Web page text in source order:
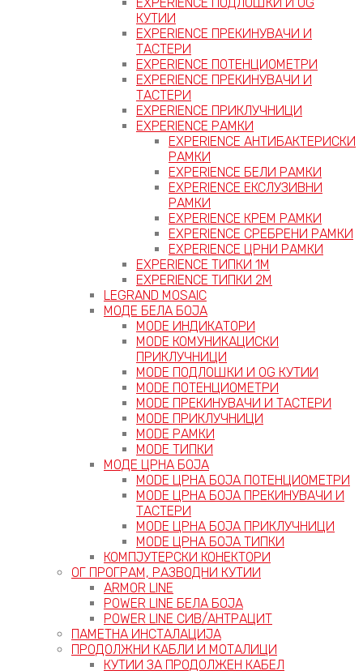
EXPERIENCE ПОДЛОШКИ И OG
КУТИИ
EXPERIENCE ПРЕКИНУВАЧИ И
ТАСТЕРИ
EXPERIENCE ПОТЕНЦИОМЕТРИ
EXPERIENCE ПРЕКИНУВАЧИ И
ТАСТЕРИ
EXPERIENCE ПРИКЛУЧНИЦИ
EXPERIENCE РАМКИ
EXPERIENCE АНТИБАКТЕРИСКИ
РАМКИ
EXPERIENCE БЕЛИ РАМКИ
EXPERIENCE ЕКСЛУЗИВНИ
РАМКИ
EXPERIENCE КРЕМ РАМКИ
EXPERIENCE СРЕБРЕНИ РАМКИ
EXPERIENCE ЦРНИ РАМКИ
EXPERIENCE ТИПКИ 1M
EXPERIENCE ТИПКИ 2М
LEGRAND MOSAIC
МОДЕ БЕЛА БОЈА
MODE ИНДИКАТОРИ
MODE КОМУНИКАЦИСКИ
ПРИКЛУЧНИЦИ
MODE ПОДЛОШКИ И OG КУТИИ
MODE ПОТЕНЦИОМЕТРИ
MODE ПРEКИНУВАЧИ И ТАСТЕРИ
MODE ПРИКЛУЧНИЦИ
MODE РАМКИ
MODE ТИПКИ
МОДЕ ЦРНА БОЈА
MODE ЦРНА БОЈА ПОТЕНЦИОМЕТРИ
MODE ЦРНА БОЈА ПРЕКИНУВАЧИ И
ТАСТЕРИ
MODE ЦРНА БОЈА ПРИКЛУЧНИЦИ
MODE ЦРНА БОЈА ТИПКИ
КОМПЈУТЕРСКИ КОНЕКТОРИ
ОГ ПРОГРАМ, РАЗВОДНИ КУТИИ
ARMOR LINE
POWER LINE БЕЛА БОЈА
POWER LINE СИВ/АНТРАЦИТ
ПАМЕТНА ИНСТАЛАЦИЈА
ПРОДОЛЖНИ КАБЛИ И МОТАЛИЦИ
КУТИИ ЗА ПРОДОЛЖЕН КАБЕЛ